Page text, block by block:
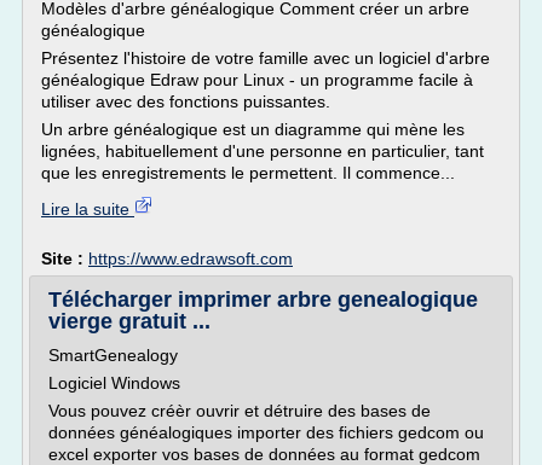
Modèles d'arbre généalogique Comment créer un arbre
généalogique
Présentez l'histoire de votre famille avec un logiciel d'arbre
généalogique Edraw pour Linux - un programme facile à
utiliser avec des fonctions puissantes.
Un arbre généalogique est un diagramme qui mène les
lignées, habituellement d'une personne en particulier, tant
que les enregistrements le permettent. Il commence...
Lire la suite
Site : https://www.edrawsoft.com
Télécharger imprimer arbre genealogique
vierge gratuit ...
SmartGenealogy
Logiciel Windows
Vous pouvez créèr ouvrir et détruire des bases de
données généalogiques importer des fichiers gedcom ou
excel exporter vos bases de données au format gedcom